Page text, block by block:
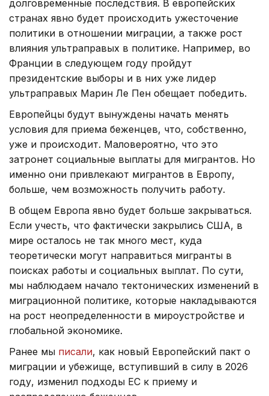
долговременные последствия. В европейских
странах явно будет происходить ужесточение
политики в отношении миграции, а также рост
влияния ультраправых в политике. Например, во
Франции в следующем году пройдут
президентские выборы и в них уже лидер
ультраправых Марин Ле Пен обещает победить.
Европейцы будут вынуждены начать менять
условия для приема беженцев, что, собственно,
уже и происходит. Маловероятно, что это
затронет социальные выплаты для мигрантов. Но
именно они привлекают мигрантов в Европу,
больше, чем возможность получить работу.
В общем Европа явно будет больше закрываться.
Если учесть, что фактически закрылись США, в
мире осталось не так много мест, куда
теоретически могут направиться мигранты в
поисках работы и социальных выплат. По сути,
мы наблюдаем начало тектонических изменений в
миграционной политике, которые накладываются
на рост неопределенности в мироустройстве и
глобальной экономике.
Ранее мы писали, как новый Европейский пакт о
миграции и убежище, вступивший в силу в 2026
году, изменил подходы ЕС к приему и